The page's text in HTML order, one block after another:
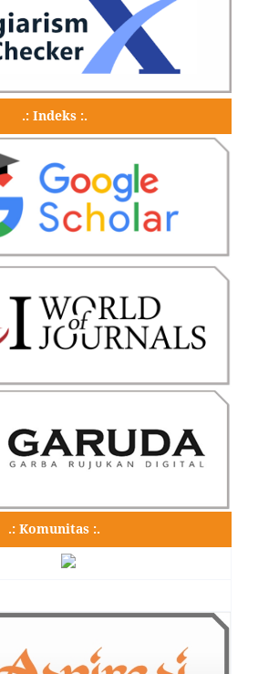
.: Indeks :.
.: Komunitas :.